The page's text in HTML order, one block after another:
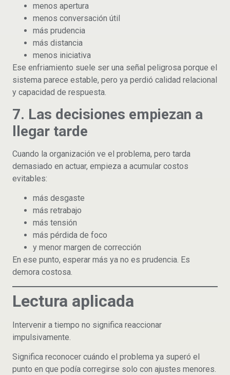
menos apertura
menos conversación útil
más prudencia
más distancia
menos iniciativa
Ese enfriamiento suele ser una señal peligrosa porque el
sistema parece estable, pero ya perdió calidad relacional
y capacidad de respuesta.
7. Las decisiones empiezan a
llegar tarde
Cuando la organización ve el problema, pero tarda
demasiado en actuar, empieza a acumular costos
evitables:
más desgaste
más retrabajo
más tensión
más pérdida de foco
y menor margen de corrección
En ese punto, esperar más ya no es prudencia. Es
demora costosa.
Lectura aplicada
Intervenir a tiempo no significa reaccionar
impulsivamente.
Significa reconocer cuándo el problema ya superó el
punto en que podía corregirse solo con ajustes menores.